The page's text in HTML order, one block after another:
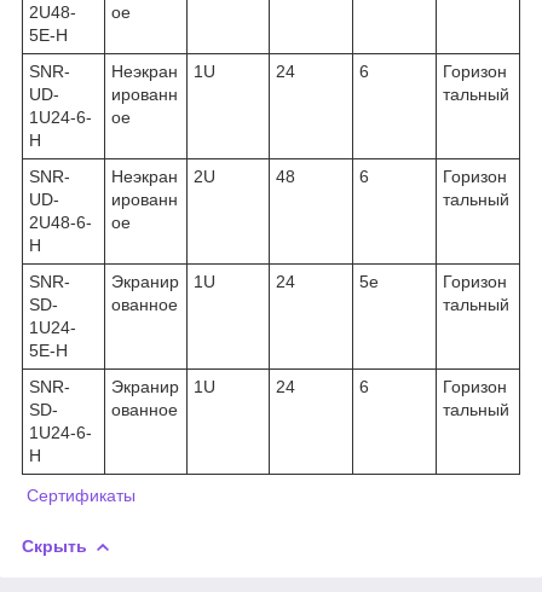
2U48-
5E-H
ое
SNR-
UD-
1U24-6-
H
Неэкран
ированн
ое
1U 24 6
Горизон
тальный
SNR-
UD-
2U48-6-
H
Неэкран
ированн
ое
2U 48 6
Горизон
тальный
SNR-
SD-
1U24-
5E-H
Экранир
ованное
1U 24 5е
Горизон
тальный
SNR-
SD-
1U24-6-
H
Экранир
ованное
1U 24 6
Горизон
тальный
Сертификаты
Скрыть